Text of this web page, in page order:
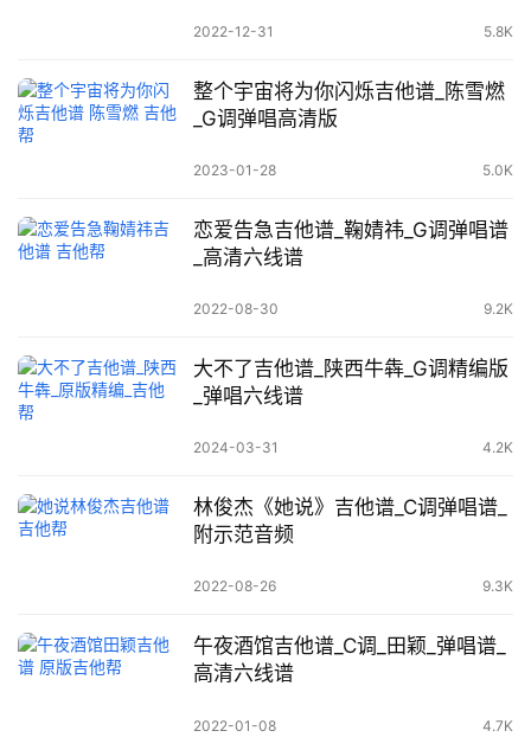
2022-12-31 5.8K
整个宇宙将为你闪烁吉他谱_陈雪燃
_G调弹唱高清版
2023-01-28 5.0K
恋爱告急吉他谱_鞠婧祎_G调弹唱谱
_高清六线谱
2022-08-30 9.2K
大不了吉他谱_陕西牛犇_G调精编版
_弹唱六线谱
2024-03-31 4.2K
林俊杰《她说》吉他谱_C调弹唱谱_
附示范音频
2022-08-26 9.3K
午夜酒馆吉他谱_C调_田颖_弹唱谱_
高清六线谱
2022-01-08 4.7K